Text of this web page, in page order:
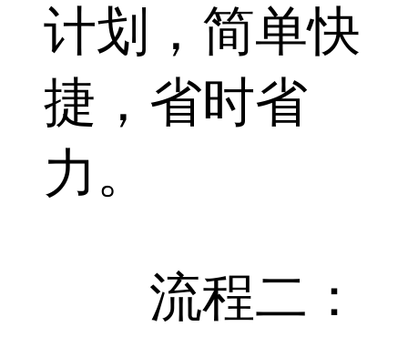
计划，简单快
捷，省时省
力。
流程二：